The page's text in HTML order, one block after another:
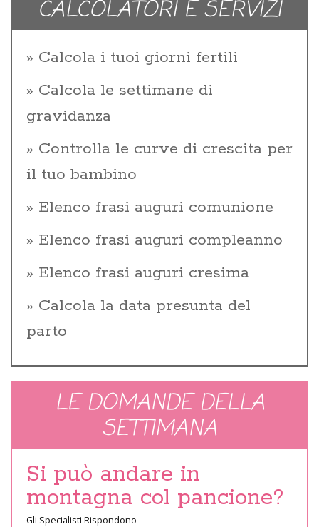
CALCOLATORI E SERVIZI
Calcola i tuoi giorni fertili
Calcola le settimane di
gravidanza
Controlla le curve di crescita per
il tuo bambino
Elenco frasi auguri comunione
Elenco frasi auguri compleanno
Elenco frasi auguri cresima
Calcola la data presunta del
parto
LE DOMANDE DELLA
SETTIMANA
Si può andare in
montagna col pancione?
Gli Specialisti Rispondono